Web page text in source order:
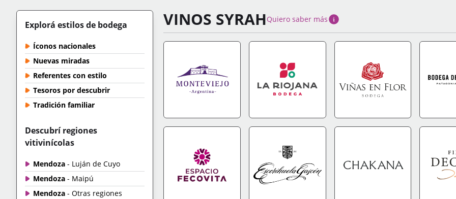
Explorá estilos de bodega
Íconos nacionales
Nuevas miradas
Referentes con estilo
Tesoros por descubrir
Tradición familiar
Descubrí regiones
vitivinícolas
Mendoza - Luján de Cuyo
Mendoza - Maipú
Mendoza - Otras regiones
VINOS SYRAHQuiero saber más
IR A TIENDA +INFO IR A TIENDA +INFO IR A TIENDA +INFO IR A